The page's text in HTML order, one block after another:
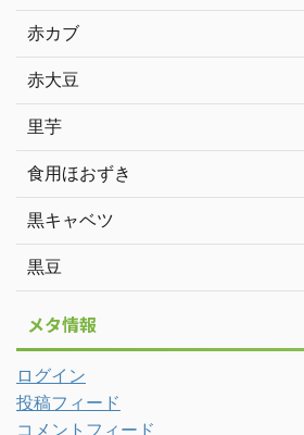
赤カブ
赤大豆
里芋
食用ほおずき
黒キャベツ
黒豆
メタ情報
ログイン
投稿フィード
コメントフィード